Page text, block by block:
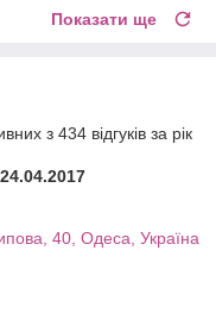
Показати ще
з 434 відгуків за рік
40, Одеса, Україна